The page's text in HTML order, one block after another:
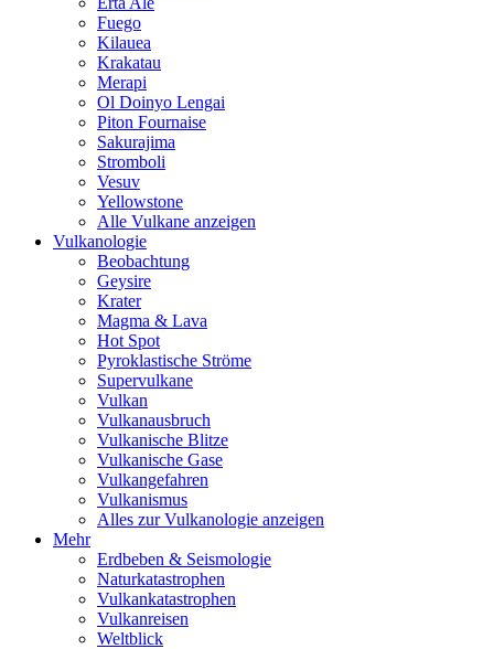
Fuego
Kilauea
Krakatau
Merapi
Ol Doinyo Lengai
Piton Fournaise
Sakurajima
Stromboli
Vesuv
Yellowstone
Alle Vulkane anzeigen
Vulkanologie
Beobachtung
Geysire
Krater
Magma & Lava
Hot Spot
Pyroklastische Ströme
Supervulkane
Vulkan
Vulkanausbruch
Vulkanische Blitze
Vulkanische Gase
Vulkangefahren
Vulkanismus
Alles zur Vulkanologie anzeigen
Mehr
Erdbeben & Seismologie
Naturkatastrophen
Vulkankatastrophen
Vulkanreisen
Weltblick